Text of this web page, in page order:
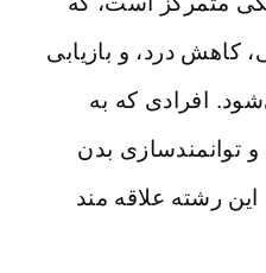
کاهش درد، و بازیابی
افرادی که به
و توانمندسازی بدن
این رشته علاقه مند